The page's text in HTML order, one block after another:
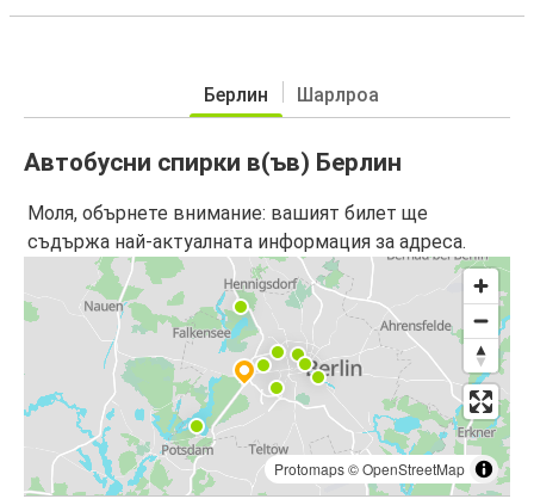
Берлин Шарлроа
Автобусни спирки в(ъв) Берлин
Моля, обърнете внимание: вашият билет ще
съдържа най-актуалната информация за адреса.
Protomaps©OpenStreetMap